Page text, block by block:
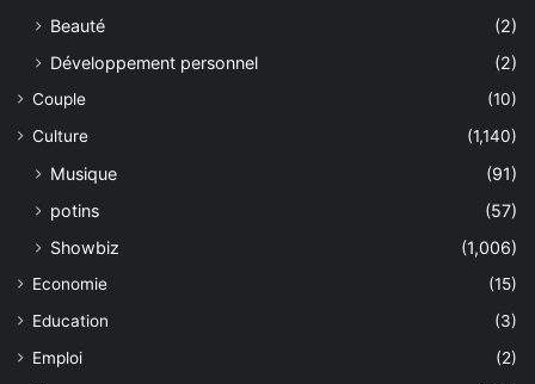
Beauté
(2)
Développement personnel
(2)
Couple
(10)
Culture
(1,140)
Musique
(91)
potins
(57)
Showbiz
(1,006)
Economie
(15)
Education
(3)
Emploi
(2)